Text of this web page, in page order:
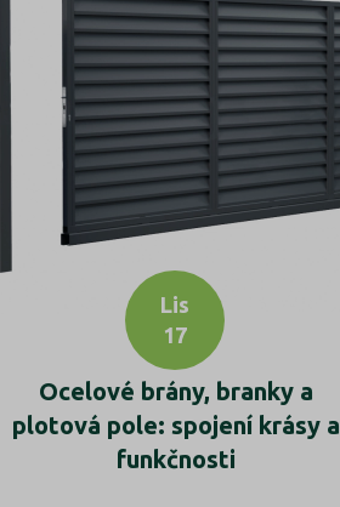
Ocelové brány, branky a
plotová pole: spojení krásy a
funkčnosti
Lis
17